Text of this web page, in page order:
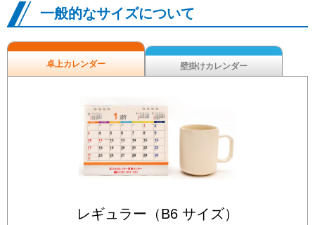
一般的なサイズについて
卓上カレンダー 壁掛けカレンダー
レギュラー（B6 サイズ）